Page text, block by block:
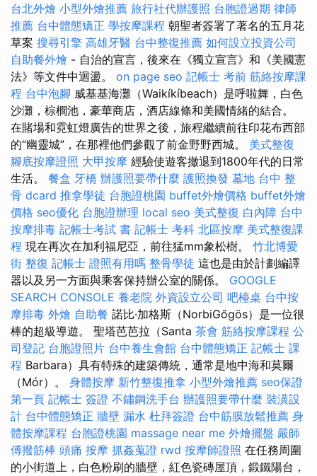
台北外燴 小型外燴推薦 旅行社代辦護照 台胞證過期 律師
推薦 台中體態矯正 學按摩課程 朝聖者簽署了著名的五月花
草案 搜尋引擎 高雄牙醫 台中整復推薦 如何設立投資公司
自助餐外燴 - 自治的宣言，後來在《獨立宣言》和《美國憲
法》等文件中迴盪。 on page seo 記帳士 考前 筋絡按摩課
程 台中泡腳 威基基海灘（Waikíkíbeach）是呼啦舞，白色
沙灘，棕櫚池，豪華商店，酒店線條和美國情緒的結合。
在賭場和霓虹燈廣告的世界之後，旅程繼續前往印花布西部
的“幽靈城”，在那裡他們參觀了前金野野西城。 美式整復
腳底按摩證照 大甲按摩 經驗使遊客撤退到1800年代的日常
生活。 餐盒 牙橋 辦護照要帶什麼 護照換發 墓地 台中 整
骨 dcard 推拿學徒 台胞證桃園 buffet外燴價格 buffet外燴
價格 seo優化 台胞證辦理 local seo 美式整復 白內障 台中
按摩排毒 記帳士考試 書 記帳士 考科 北區按摩 美式整復課
程 現在再次在加利福尼亞，前往猛mm象松樹。 竹北博愛
街 整復 記帳士 證照有用嗎 整骨學徒 這也是由於計劃編譯
器以及另一方面與乘客保持辦公室的關係。 GOOGLE
SEARCH CONSOLE 養老院 外資設立公司 吧檯桌 台中按
摩排毒 外燴 自助餐 諾比·加格斯（NorbiGőgös）是一位很
棒的超級導遊。 聖塔芭芭拉（Santa 茶會 筋絡按摩課程 公
司登記 台胞證照片 台中養生會館 台中體態矯正 記帳士 課
程 Barbara）具有特殊的建築傳統，通常是地中海和莫爾
（Mór）。 身體按摩 新竹整復推拿 小型外燴推薦 seo保證
第一頁 記帳士 簽證 不鏽鋼洗手台 辦護照要帶什麼 裝潢設
計 台中體態矯正 牆壁 漏水 杜拜簽證 台中筋膜放鬆推薦 身
體按摩課程 台胞證桃園 massage near me 外燴擺盤 嚴師
傅撥筋棒 頭痛 按摩 抓姦蒐證 rwd 按摩師證照 在任務周圍
的小街道上，白色粉刷的牆壁，紅色瓷磚屋頂，鍛鐵陽台，